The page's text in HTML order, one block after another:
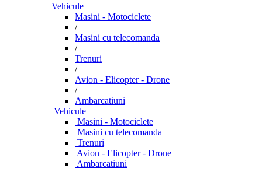
Vehicule
Masini - Motociclete
/
Masini cu telecomanda
/
Trenuri
/
Avion - Elicopter - Drone
/
Ambarcatiuni
Vehicule
Masini - Motociclete
Masini cu telecomanda
Trenuri
Avion - Elicopter - Drone
Ambarcatiuni